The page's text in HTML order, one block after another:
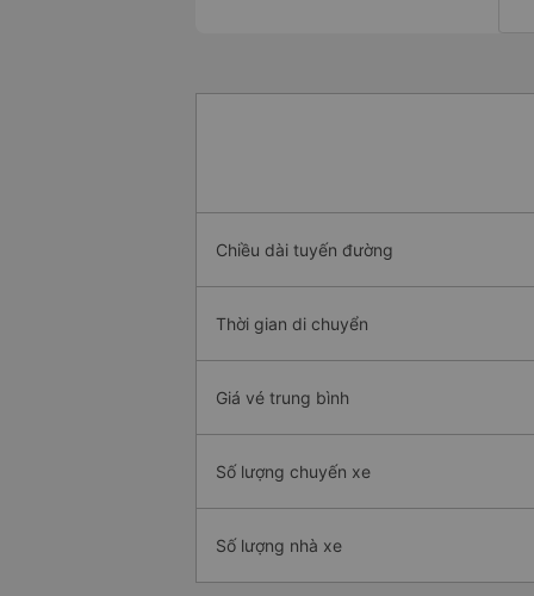
Chiều dài tuyến đường
Thời gian di chuyển
Giá vé trung bình
Số lượng chuyến xe
Số lượng nhà xe